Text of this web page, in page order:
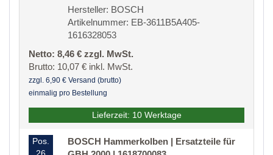
Hersteller: BOSCH
Artikelnummer: EB-3611B5A405-
1616328053
Netto: 8,46 € zzgl. MwSt.
Brutto: 10,07 € inkl. MwSt.
zzgl. 6,90 € Versand (brutto)
einmalig pro Bestellung
Lieferzeit: 10 Werktage
Pos.
BOSCH Hammerkolben | Ersatzteile für